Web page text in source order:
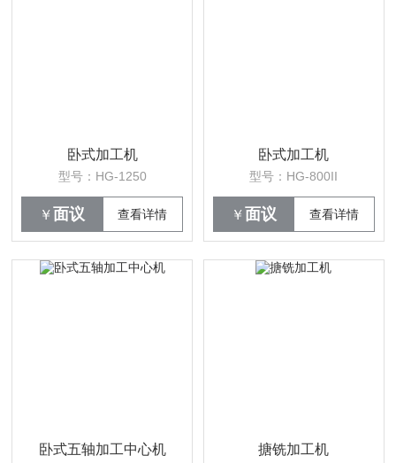
卧式加工机
型号：HG-1250
￥ 面议 查看详情
卧式加工机
型号：HG-800II
￥ 面议 查看详情
卧式五轴加工中心机 搪铣加工机